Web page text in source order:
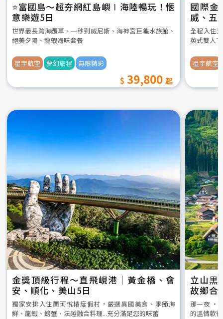
⭐️富國島～超夯網紅島嶼∣海陸暢玩！愜
意樂遊5日
世界最長跨海纜車、一秒到威尼斯、海神宮巨龜水族館、
絕美夕陽、龍蝦海味套餐
星宇航空 夢幻旅程 無限精彩
39,800
國際金
威、五
全程入住
英式雙人
星宇航空
金獎頂級行程～直飛峴港｜黃金橋、會
安、順化、美山5日
獨家安排入住蘭珂悅椿度假村，嚴選異國美食、季節海
鮮、龍蝦、螃蟹、法越融合料理...充分滿足您的味蕾
立山黒
故鄉合
5日
那一夜 ‧
的溫情款